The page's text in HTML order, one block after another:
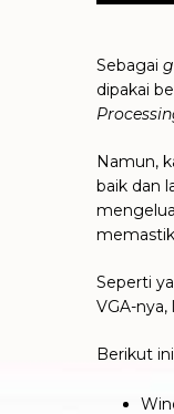
Sebagai
dipakai
Namun,
baik dan
Seperti
VGA-
Berikut ini